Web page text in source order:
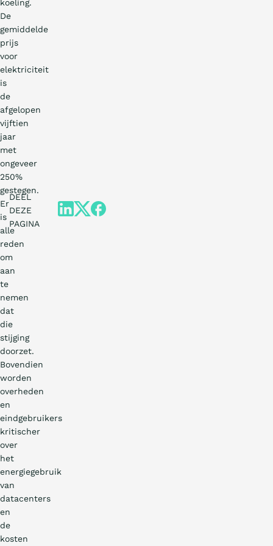
koeling.
De
gemiddelde
prijs
voor
elektriciteit
is
de
afgelopen
vijftien
jaar
met
ongeveer
250%
gestegen.
Er
is
alle
reden
om
aan
te
nemen
dat
die
stijging
doorzet.
Bovendien
worden
overheden
en
eindgebruikers
kritischer
over
het
energiegebruik
van
datacenters
en
de
kosten
DEEL
DEZE
PAGINA